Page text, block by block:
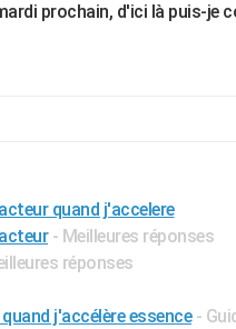
prochain, d'ici là puis-je
quand j'accelere
- Meilleures réponses
réponses
j'accélère essence -